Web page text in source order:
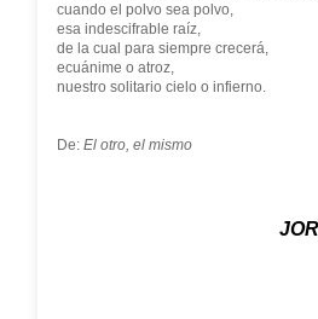
cuando el polvo sea polvo,
esa indescifrable raíz,
de la cual para siempre crecerá,
ecuánime o atroz,
nuestro solitario cielo o infierno.
De: El otro, el mismo